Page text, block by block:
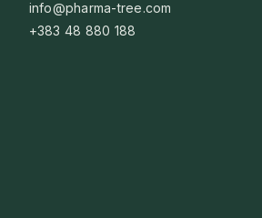
info@pharma-tree.com
+383 48 880 188